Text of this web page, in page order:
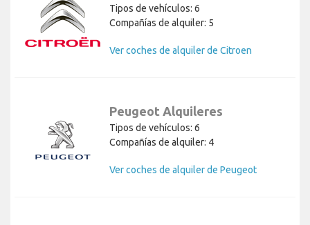
Tipos de vehículos: 6
Compañías de alquiler: 5
Ver coches de alquiler de Citroen
Peugeot Alquileres
Tipos de vehículos: 6
Compañías de alquiler: 4
Ver coches de alquiler de Peugeot